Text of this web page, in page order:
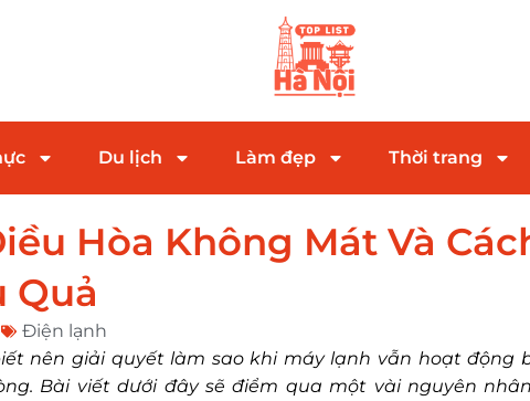
Du lịch Làm đẹp Thời trang
Hòa Không Mát Và
Quả
Điện lạnh
nên giải quyết làm sao khi máy lạnh vẫn hoạt động
Bài viết dưới đây sẽ điểm qua một vài nguyên